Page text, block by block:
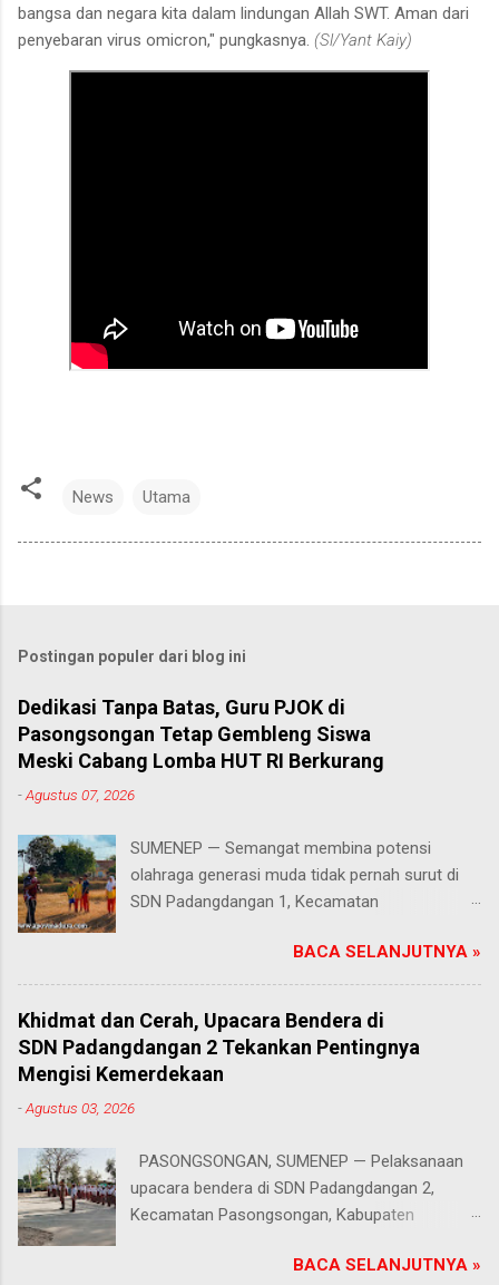
bangsa dan negara kita dalam lindungan Allah SWT. Aman dari
penyebaran virus omicron," pungkasnya. (Sl/Yant Kaiy)
News Utama
Postingan populer dari blog ini
Dedikasi Tanpa Batas, Guru PJOK di
Pasongsongan Tetap Gembleng Siswa
Meski Cabang Lomba HUT RI Berkurang
-Agustus 07, 2026
SUMENEP — Semangat membina potensi
olahraga generasi muda tidak pernah surut di
SDN Padangdangan 1, Kecamatan
(5/8/2026) Meski beberapa cabang olahraga
tidak masuk dalam daftar kompetisi perayaan
Hari Ulang Tahun (HUT) Kemerdekaan Republik
Indonesia tahun ini, proses latihan bagi para
siswa tetap berjalan penuh antusias. Risqon
Olahraga, dan Kesehatan (PJOK) di sekolah
melatih anak-anak didiknya. Salah satu cabang
yang absen pada perayaan tahun ini adalah
lomba lari, padahal nomor atletik tersebut
favorit pada tahun sebelumnya. Keputusan
BACA SELANJUTNYA »
Khidmat dan Cerah, Upacara Bendera di
SDN Padangdangan 2 Tekankan Pentingnya
Mengisi Kemerdekaan
-Agustus 03, 2026
PASONGSONGAN, SUMENEP — Pelaksanaan
upacara bendera di SDN Padangdangan 2,
Kecamatan Pasongsongan, Kabupaten
(3/8/2026). Suasana jalannya kegiatan terasa
BACA SELANJUTNYA »